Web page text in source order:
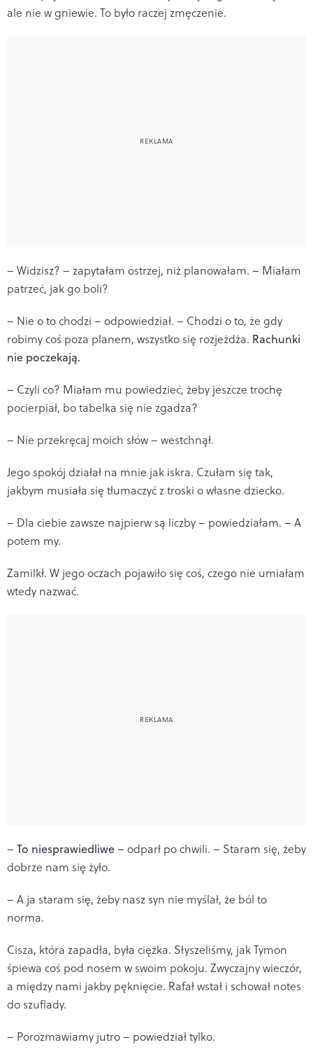
ale nie w gniewie. To było raczej zmęczenie.
– Widzisz? – zapytałam ostrzej, niż planowałam. – Miałam
patrzeć, jak go boli?
– Nie o to chodzi – odpowiedział. – Chodzi o to, że gdy
robimy coś poza planem, wszystko się rozjeżdża. Rachunki
nie poczekają.
– Czyli co? Miałam mu powiedzieć, żeby jeszcze trochę
pocierpiał, bo tabelka się nie zgadza?
– Nie przekręcaj moich słów – westchnął.
Jego spokój działał na mnie jak iskra. Czułam się tak,
jakbym musiała się tłumaczyć z troski o własne dziecko.
– Dla ciebie zawsze najpierw są liczby – powiedziałam. – A
potem my.
Zamilkł. W jego oczach pojawiło się coś, czego nie umiałam
wtedy nazwać.
– To niesprawiedliwe– odparł po chwili. – Staram się, żeby
dobrze nam się żyło.
– A ja staram się, żeby nasz syn nie myślał, że ból to
norma.
Cisza, która zapadła, była ciężka. Słyszeliśmy, jak Tymon
śpiewa coś pod nosem w swoim pokoju. Zwyczajny wieczór,
a między nami jakby pęknięcie. Rafał wstał i schował notes
do szuflady.
– Porozmawiamy jutro – powiedział tylko.